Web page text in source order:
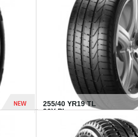
955 Dhs
NEW
255/40 YR19 TL
96Y PI...